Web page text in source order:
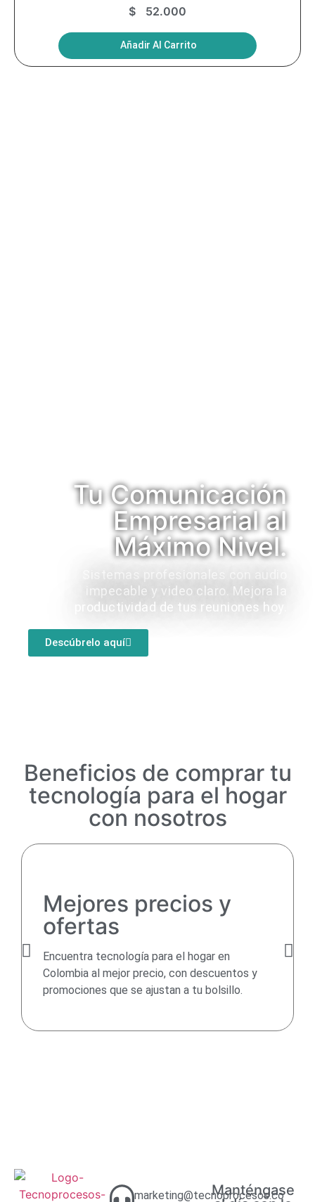
$ 52.000
Añadir Al Carrito
Tu Comunicación
Empresarial al
Máximo Nivel.
Sistemas profesionales con audio
impecable y video claro. Mejora la
productividad de tus reuniones hoy.
Descúbrelo aquí
Beneficios de comprar tu
tecnología para el hogar
con nosotros
Mejores precios y
ofertas
Encuentra tecnología para el hogar en
Colombia al mejor precio, con descuentos y
promociones que se ajustan a tu bolsillo.
marketing@tecnoprocesos.co
Manténgase